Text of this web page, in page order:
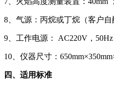
8、气源：丙烷或丁烷（客户自
9、工作电源： AC220V，50Hz
10、仪器尺寸：
四、适用标准